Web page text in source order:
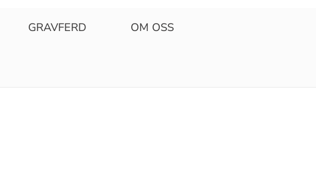
GRAVFERD OM OSS